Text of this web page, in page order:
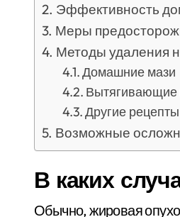
Эффективность
Меры
Методы удаления
Домашние мази
Вытягивающие
Другие рецепты
Возможные
В каких
Обычно, жировая